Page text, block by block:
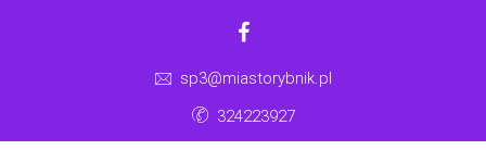
sp3@miastorybnik.pl
324223927